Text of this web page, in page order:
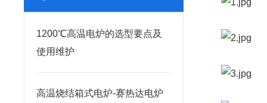
1200℃高温电炉的选型要点及
使用维护
高温烧结箱式电炉-赛热达电炉